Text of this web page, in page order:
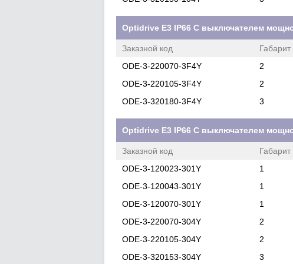
Optidrive E3 IP66 С выключателем
Заказной код Габарит
ODE-3-220070-3F4Y
2
ODE-3-220105-3F4Y
2
ODE-3-320180-3F4Y
3
Optidrive E3 IP66 С выключателем
Заказной код Габарит
ODE-3-120023-301Y
1
ODE-3-120043-301Y
1
ODE-3-120070-301Y
1
ODE-3-220070-304Y
2
ODE-3-220105-304Y
2
ODE-3-320153-304Y
3